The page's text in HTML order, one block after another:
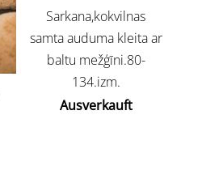
Sarkana,kokvilnas
samta auduma kleita ar
baltu mežģīni.80-
134.izm.
Ausverkauft